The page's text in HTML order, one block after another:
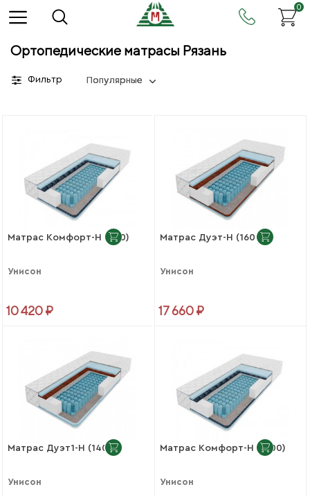
0
Ортопедические матрасы Рязань
Фильтр Популярные
Матрас Комфорт-Н (900)
Унисон
10 420 ₽
Матрас Дуэт-Н (1600)
Унисон
17 660 ₽
Матрас Дуэт1-Н (1400)
Унисон
Матрас Комфорт-Н (1600)
Унисон